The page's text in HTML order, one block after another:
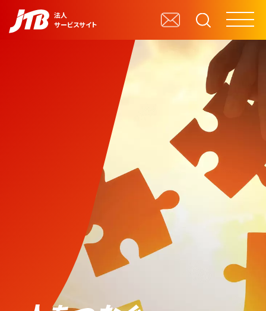
法人
サービスサイト
企業・団体向けサービス
自治体・行政機関向けサービス
学校・教育機関向けサービス